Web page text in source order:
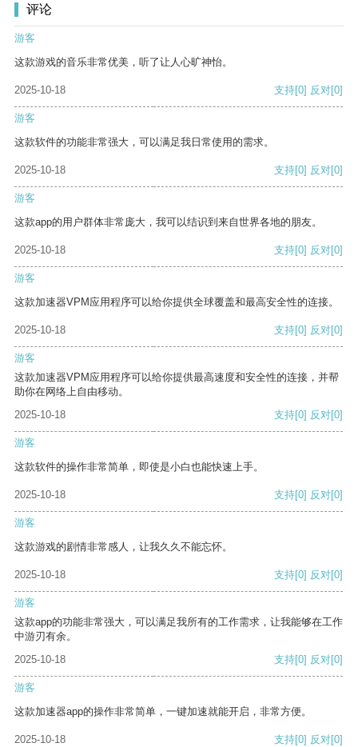
评论
游客
这款游戏的音乐非常优美，听了让人心旷神怡。
2025-10-18 支持[0] 反对[0]
游客
这款软件的功能非常强大，可以满足我日常使用的需求。
2025-10-18 支持[0] 反对[0]
游客
这款app的用户群体非常庞大，我可以结识到来自世界各地的朋友。
2025-10-18 支持[0] 反对[0]
游客
这款加速器VPM应用程序可以给你提供全球覆盖和最高安全性的连接。
2025-10-18 支持[0] 反对[0]
游客
这款加速器VPM应用程序可以给你提供最高速度和安全性的连接，并帮
助你在网络上自由移动。
2025-10-18
支持[0] 反对[0]
游客
这款软件的操作非常简单，即使是小白也能快速上手。
2025-10-18 支持[0] 反对[0]
游客
这款游戏的剧情非常感人，让我久久不能忘怀。
2025-10-18 支持[0] 反对[0]
游客
这款app的功能非常强大，可以满足我所有的工作需求，让我能够在工作
中游刃有余。
2025-10-18
支持[0] 反对[0]
游客
这款加速器app的操作非常简单，一键加速就能开启，非常方便。
2025-10-18 支持[0] 反对[0]